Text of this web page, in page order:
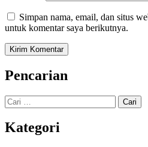
Simpan nama, email, dan situs
untuk komentar saya berikutnya.
Pencarian
Cari
untuk:
Kategori